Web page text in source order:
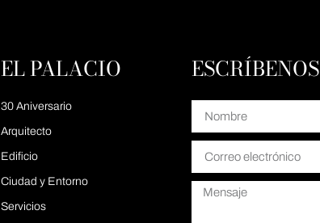
EL PALACIO
30 Aniversario
Arquitecto
Edificio
Ciudad y Entorno
Servicios
ESCRÍBENOS